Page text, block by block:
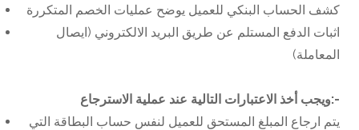
كشف الحساب البنكي للعميل يوضح عمليات الخصم المتكررة
اثبات الدفع المستلم عن طريق البريد الالكتروني (ايصال
المعاملة)
ويجب أخذ الاعتبارات التالية عند عملية الاسترجاع:-
يتم ارجاع المبلغ المستحق للعميل لنفس حساب البطاقة التي